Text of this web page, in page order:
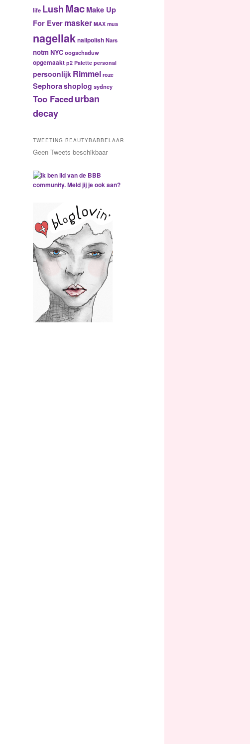
life LushMacMake Up
For Evermasker MAX mua
nagellaknailpolishNars
notm NYCoogschaduw
opgemaakt p2 Palette personal
persoonlijk Rimmel roze
Sephorashoplog sydney
Too Faced urban
decay
TWEETING BEAUTYBABBELAAR
Geen Tweets beschikbaar